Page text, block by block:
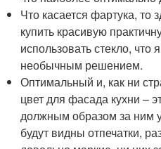
Что касается фартука, то
купить красивую
использовать стекло, что
необычным решением.
Оптимальный и, как ни
цвет для фасада кухни –
должным образом за ним
будут видны отпечатки,